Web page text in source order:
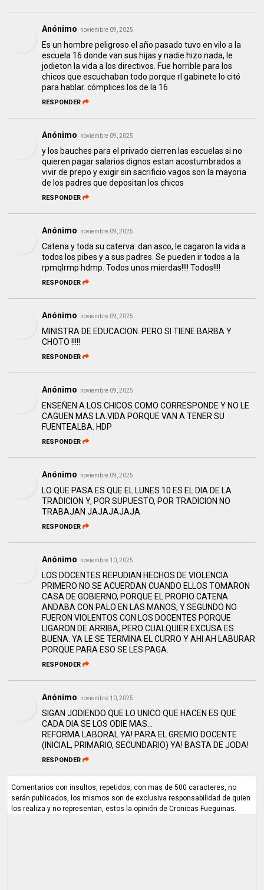
Anónimo noviembre 09, 2025
Es un hombre peligroso el año pasado tuvo en vilo a la
escuela 16 donde van sus hijas y nadie hizo nada, le
jodieton la vida a los directivos. Fue horrible para los
chicos que escuchaban todo porque rl gabinete lo citó
para hablar. cómplices los de la 16
RESPONDER
Anónimo noviembre 09, 2025
y los bauches para el privado cierren las escuelas si no
quieren pagar salarios dignos estan acostumbrados a
vivir de prepo y exigir sin sacrificio vagos son la mayoria
de los padres que depositan los chicos
RESPONDER
Anónimo noviembre 09, 2025
Catena y toda su caterva: dan asco, le cagaron la vida a
todos los pibes y a sus padres. Se pueden ir todos a la
rpmqlrmp hdmp. Todos unos mierdas!!!! Todos!!!!
RESPONDER
Anónimo noviembre 09, 2025
MINISTRA DE EDUCACION. PERO SI TIENE BARBA Y
CHOTO !!!!!
RESPONDER
Anónimo noviembre 09, 2025
ENSEÑEN A.LOS.CHICOS COMO CORRESPONDE Y NO LE
CAGUEN MAS LA.VIDA PORQUE VAN A TENER SU
FUENTEALBA. HDP
RESPONDER
Anónimo noviembre 09, 2025
LO QUE PASA ES QUE EL LUNES 10 ES EL DIA DE LA
TRADICION Y, POR SUPUESTO, POR TRADICION NO
TRABAJAN JAJAJAJAJA
RESPONDER
Anónimo noviembre 10, 2025
LOS DOCENTES REPUDIAN HECHOS DE VIOLENCIA
PRIMERO NO SE ACUERDAN CUANDO ELLOS TOMARON
CASA DE GOBIERNO, PORQUE EL PROPIO CATENA
ANDABA CON PALO EN LAS MANOS, Y SEGUNDO NO
FUERON VIOLENTOS CON LOS DOCENTES PORQUE
LIGARON DE ARRIBA, PERO CUALQUIER EXCUSA ES
BUENA. YA LE SE TERMINA EL CURRO Y AHI AH LABURAR
PORQUE PARA ESO SE LES PAGA.
RESPONDER
Anónimo noviembre 10, 2025
SIGAN JODIENDO QUE LO UNICO QUE HACEN ES QUE
CADA DIA SE LOS ODIE MAS...
REFORMA LABORAL YA! PARA EL GREMIO DOCENTE
(INICIAL, PRIMARIO, SECUNDARIO) YA! BASTA DE JODA!
RESPONDER
Comentarios con insultos, repetidos, con mas de 500 caracteres, no
serán publicados, los mismos son de exclusiva responsabilidad de quien
los realiza y no representan, estos la opinión de Cronicas Fueguinas.